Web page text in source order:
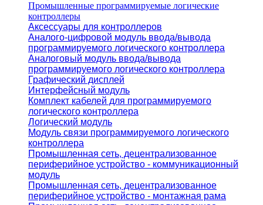
Промышленные программируемые логические
контроллеры
Аксессуары для контроллеров
Аналого-цифровой модуль ввода/вывода
программируемого логического контроллера
Аналоговый модуль ввода/вывода
программируемого логического контроллера
Графический дисплей
Интерфейсный модуль
Комплект кабелей для программируемого
логического контроллера
Логический модуль
Модуль связи программируемого логического
контроллера
Промышленная сеть, децентрализованное
периферийное устройство - коммуникационный
модуль
Промышленная сеть, децентрализованное
периферийное устройство - монтажная рама